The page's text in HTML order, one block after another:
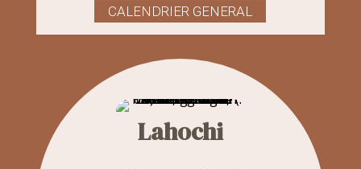
CALENDRIER GENERAL
Lahochi